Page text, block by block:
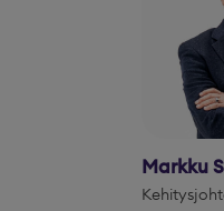
Markku